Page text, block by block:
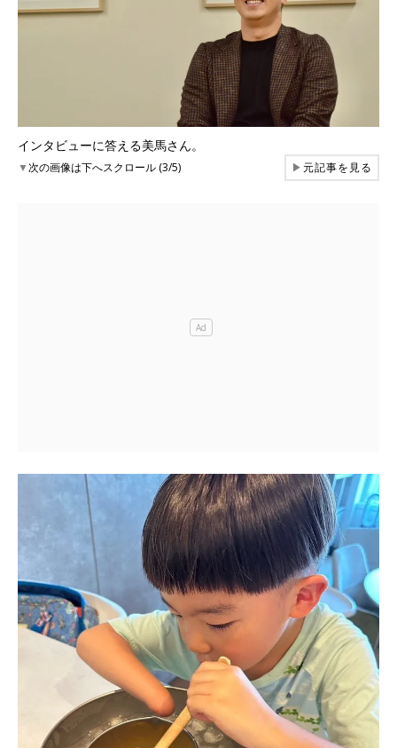
インタビューに答える美馬さん。
▼次の画像は下へスクロール (3/5) ▶元記事を見る